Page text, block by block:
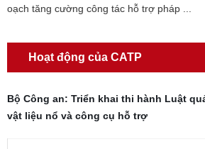
pháp luật cho hơn 50 phạm nhân đang
Hoạt động của CATP
Bộ Công an: Triển khai thi hành Luật
vật liệu nổ và công cụ hỗ trợ